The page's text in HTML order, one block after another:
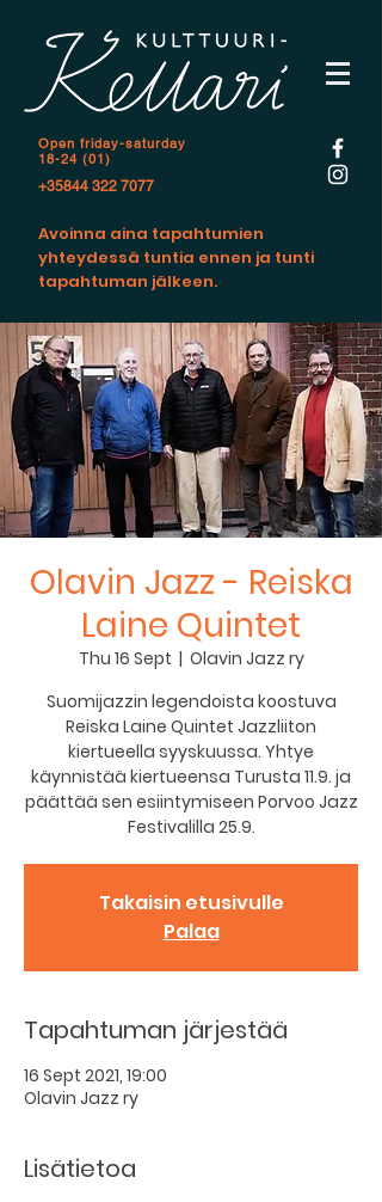
Open friday-saturday
18-24 (01)
+35844 322 7077
Avoinna aina tapahtumien
yhteydessä tuntia ennen ja tunti
tapahtuman jälkeen.
Olavin Jazz - Reiska
Laine Quintet
Thu 16 Sept
  |
Olavin Jazz ry
Suomijazzin legendoista koostuva
Reiska Laine Quintet Jazzliiton
kiertueella syyskuussa. Yhtye
käynnistää kiertueensa Turusta 11.9. ja
päättää sen esiintymiseen Porvoo Jazz
Festivalilla 25.9.
Takaisin etusivulle
Palaa
Tapahtuman järjestää
16 Sept 2021, 19:00
Olavin Jazz ry
Lisätietoa